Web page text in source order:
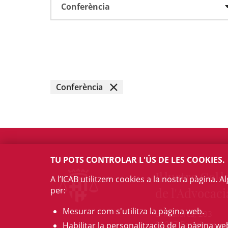
Conferència
Conferència
Il·lustre
c/ Mallorca, 283
08037 Barcelona
TU POTS CONTROLAR L'ÚS DE LES COOKIES.
A l’ICAB utilitzem cookies a la nostra
per:
Mesurar com s'utilitza la pàgina web.
Habilitar la personalització de la pàgina